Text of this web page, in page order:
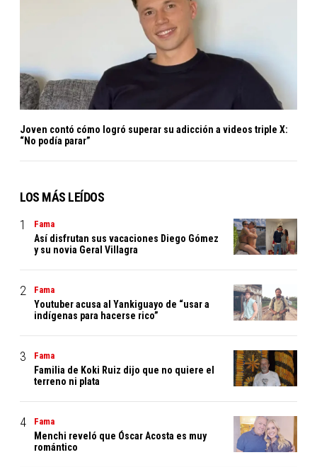
Joven contó cómo logró superar su adicción a videos triple X:
“No podía parar”
LOS MÁS LEÍDOS
Fama
Así disfrutan sus vacaciones Diego Gómez
y su novia Geral Villagra
Fama
Youtuber acusa al Yankiguayo de “usar a
indígenas para hacerse rico”
Fama
Familia de Koki Ruiz dijo que no quiere el
terreno ni plata
Fama
Menchi reveló que Óscar Acosta es muy
romántico